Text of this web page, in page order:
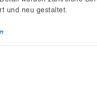
und neu gestaltet.